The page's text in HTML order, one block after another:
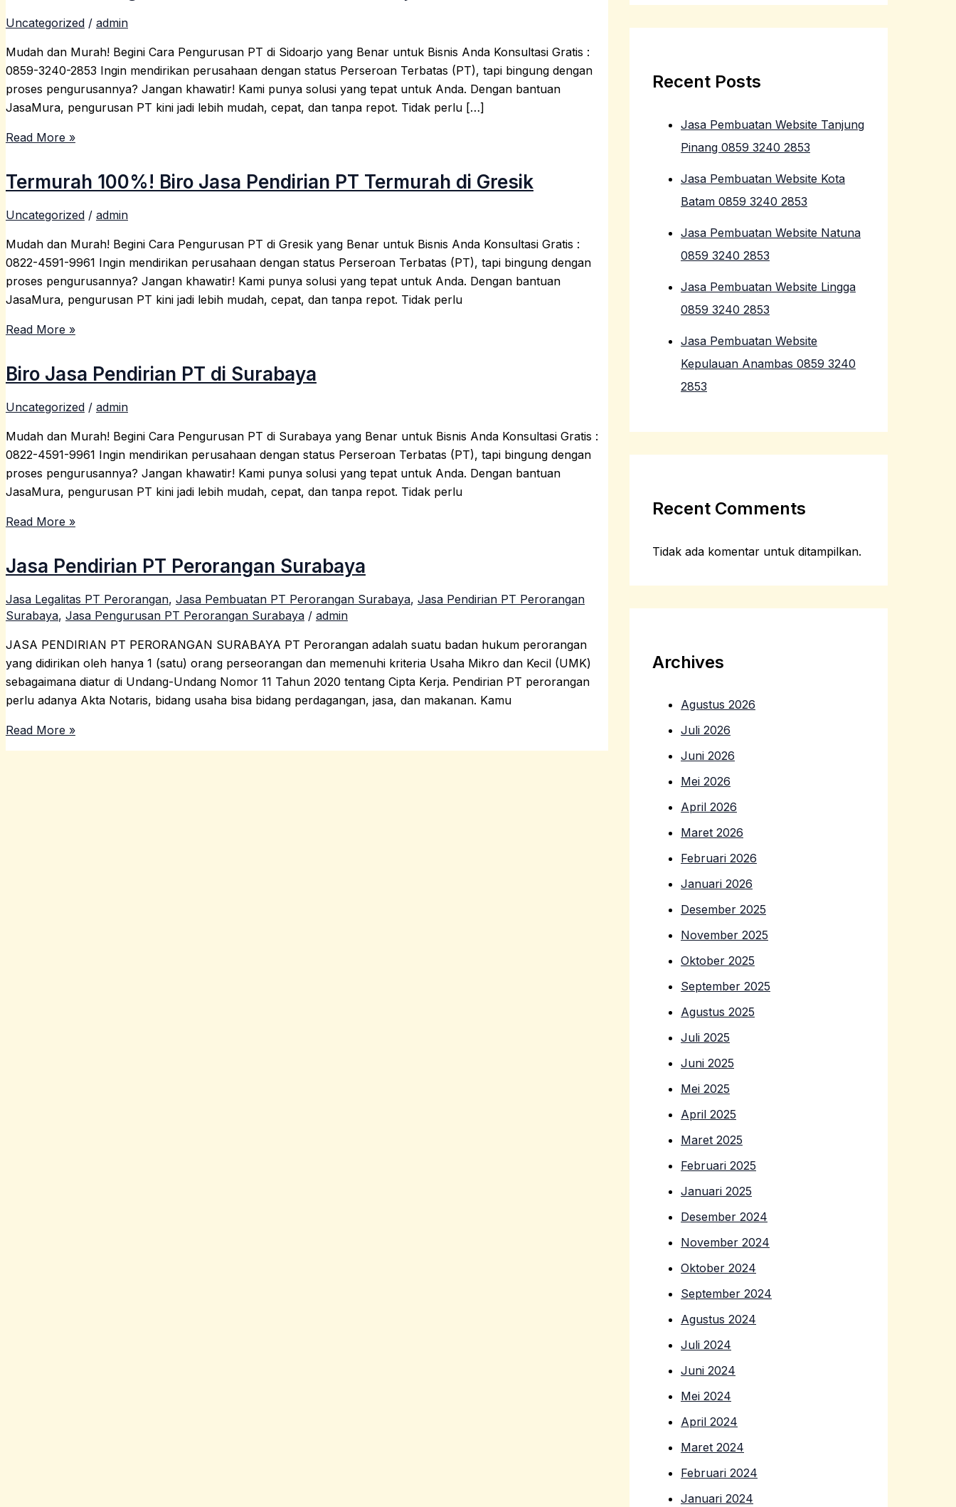
Uncategorized / admin
Mudah dan Murah! Begini Cara Pengurusan PT di Sidoarjo yang Benar untuk Bisnis Anda Konsultasi Gratis :
0859-3240-2853 Ingin mendirikan perusahaan dengan status Perseroan Terbatas (PT), tapi bingung dengan
proses pengurusannya? Jangan khawatir! Kami punya solusi yang tepat untuk Anda. Dengan bantuan
JasaMura, pengurusan PT kini jadi lebih mudah, cepat, dan tanpa repot. Tidak perlu […]
Read More »
Termurah 100%! Biro Jasa Pendirian PT Termurah di Gresik
Uncategorized / admin
Mudah dan Murah! Begini Cara Pengurusan PT di Gresik yang Benar untuk Bisnis Anda Konsultasi Gratis :
0822-4591-9961 Ingin mendirikan perusahaan dengan status Perseroan Terbatas (PT), tapi bingung dengan
proses pengurusannya? Jangan khawatir! Kami punya solusi yang tepat untuk Anda. Dengan bantuan
JasaMura, pengurusan PT kini jadi lebih mudah, cepat, dan tanpa repot. Tidak perlu
Read More »
Biro Jasa Pendirian PT di Surabaya
Uncategorized / admin
Mudah dan Murah! Begini Cara Pengurusan PT di Surabaya yang Benar untuk Bisnis Anda Konsultasi Gratis :
0822-4591-9961 Ingin mendirikan perusahaan dengan status Perseroan Terbatas (PT), tapi bingung dengan
proses pengurusannya? Jangan khawatir! Kami punya solusi yang tepat untuk Anda. Dengan bantuan
JasaMura, pengurusan PT kini jadi lebih mudah, cepat, dan tanpa repot. Tidak perlu
Read More »
Jasa Pendirian PT Perorangan Surabaya
Jasa Legalitas PT Perorangan, Jasa Pembuatan PT Perorangan Surabaya, Jasa Pendirian PT Perorangan
Surabaya, Jasa Pengurusan PT Perorangan Surabaya / admin
JASA PENDIRIAN PT PERORANGAN SURABAYA PT Perorangan adalah suatu badan hukum perorangan
yang didirikan oleh hanya 1 (satu) orang perseorangan dan memenuhi kriteria Usaha Mikro dan Kecil (UMK)
sebagaimana diatur di Undang-Undang Nomor 11 Tahun 2020 tentang Cipta Kerja. Pendirian PT perorangan
perlu adanya Akta Notaris, bidang usaha bisa bidang perdagangan, jasa, dan makanan. Kamu
Read More »
Recent Posts
Jasa Pembuatan Website Tanjung
Pinang 0859 3240 2853
Jasa Pembuatan Website Kota
Batam 0859 3240 2853
Jasa Pembuatan Website Natuna
0859 3240 2853
Jasa Pembuatan Website Lingga
0859 3240 2853
Jasa Pembuatan Website
Kepulauan Anambas 0859 3240
2853
Recent Comments
Tidak ada komentar untuk ditampilkan.
Archives
Agustus 2026
Juli 2026
Juni 2026
Mei 2026
April 2026
Maret 2026
Februari 2026
Januari 2026
Desember 2025
November 2025
Oktober 2025
September 2025
Agustus 2025
Juli 2025
Juni 2025
Mei 2025
April 2025
Maret 2025
Februari 2025
Januari 2025
Desember 2024
November 2024
Oktober 2024
September 2024
Agustus 2024
Juli 2024
Juni 2024
Mei 2024
April 2024
Maret 2024
Februari 2024
Januari 2024